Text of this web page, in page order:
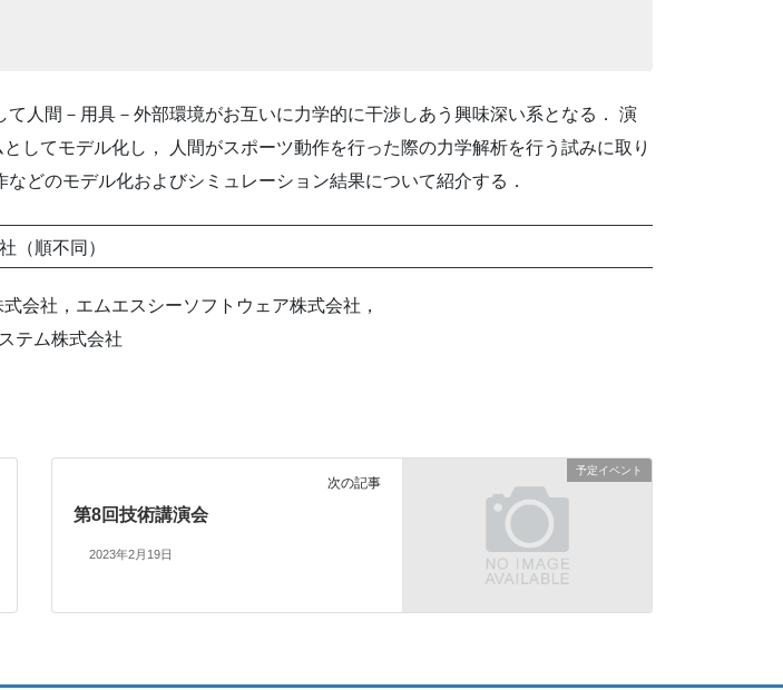
人間－用具－外部環境がお互いに力学的に干渉しあう興味深い系となる． 演
してモデル化し， 人間がスポーツ動作を行った際の力学解析を行う試みに取り
どのモデル化およびシミュレーション結果について紹介する．
（順不同）
会社，エムエスシーソフトウェア株式会社，
テム株式会社
予定イベント
次の記事
第8回技術講演会
2023年2月19日